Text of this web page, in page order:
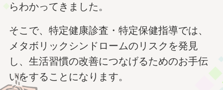
らわかってきました。
そこで、特定健康診査・特定保健指導では、
メタボリックシンドロームのリスクを発見
し、生活習慣の改善につなげるためのお手伝
いをすることになります。